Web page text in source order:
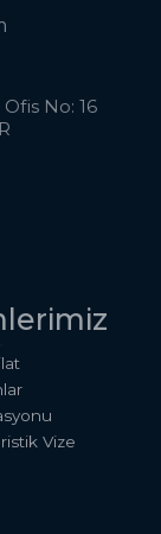
No: 16
Vize